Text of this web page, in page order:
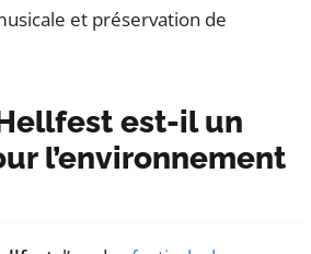
et préservation de
est-il un
l’environnement